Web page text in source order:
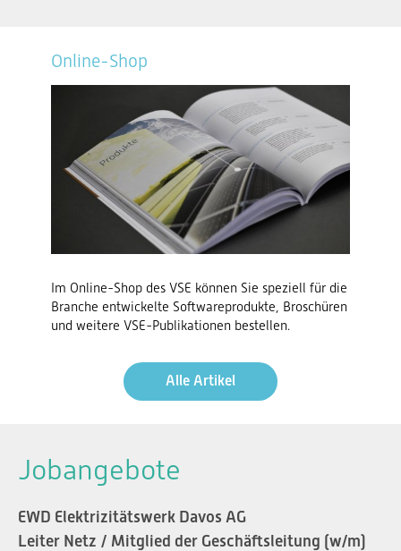
Online-Shop
Im Online-Shop des VSE können Sie speziell für die
Branche entwickelte Softwareprodukte, Broschüren
und weitere VSE-Publikationen bestellen.
Alle Artikel
Jobangebote
EWD Elektrizitätswerk Davos AG
Leiter Netz / Mitglied der Geschäftsleitung (w/m)